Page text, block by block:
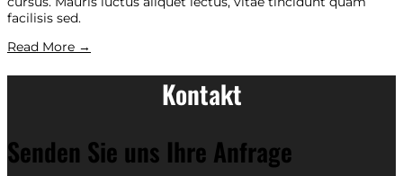
facilisis sed.
Read More →
Kontakt
Senden Sie uns Ihre Anfrage